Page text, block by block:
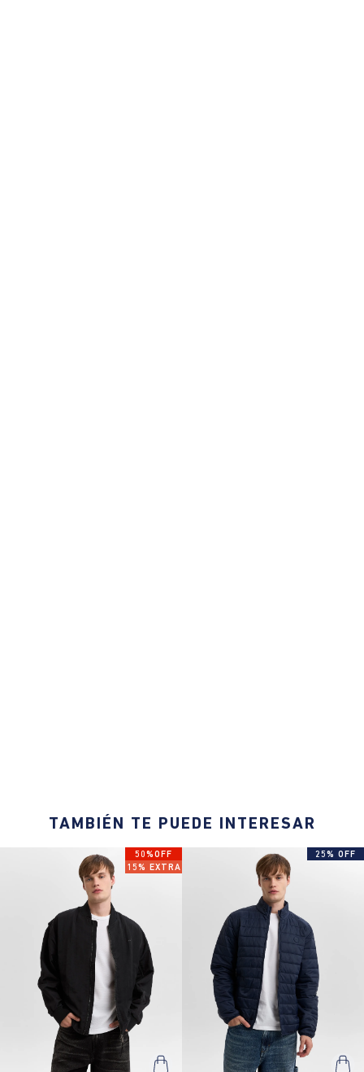
TAMBIÉN TE PUEDE INTERESAR
50%OFF
15% EXTRA
25% OFF